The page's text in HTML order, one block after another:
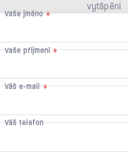
vytápění
Vaše jméno*
Vaše příjmení*
Váš e-mail*
Váš telefon